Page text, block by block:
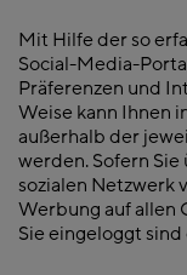
Mit Hilfe der so
Social-Media-
Präferenzen und
Weise kann Ihnen
außerhalb der
werden. Sofern
sozialen Netzwerk
Werbung auf allen
Sie eingeloggt